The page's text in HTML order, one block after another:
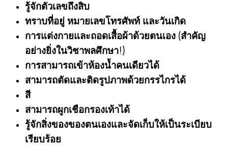
รู้จักตัวเลขถึงสิบ
ทราบที่อยู่ หมายเลขโทรศัพท์ และวันเกิด
การแต่งกายและถอดเสื้อผ้าด้วยตนเอง (สำคัญ
อย่างยิ่งในวิชาพลศึกษา!)
การสามารถเข้าห้องน้ำคนเดียวได้
สามารถตัดและติดรูปภาพด้วยกรรไกรได้
สี
สามารถผูกเชือกรองเท้าได้
รู้จักสิ่งของของตนเองและจัดเก็บให้เป็นระเบียบ
เรียบร้อย